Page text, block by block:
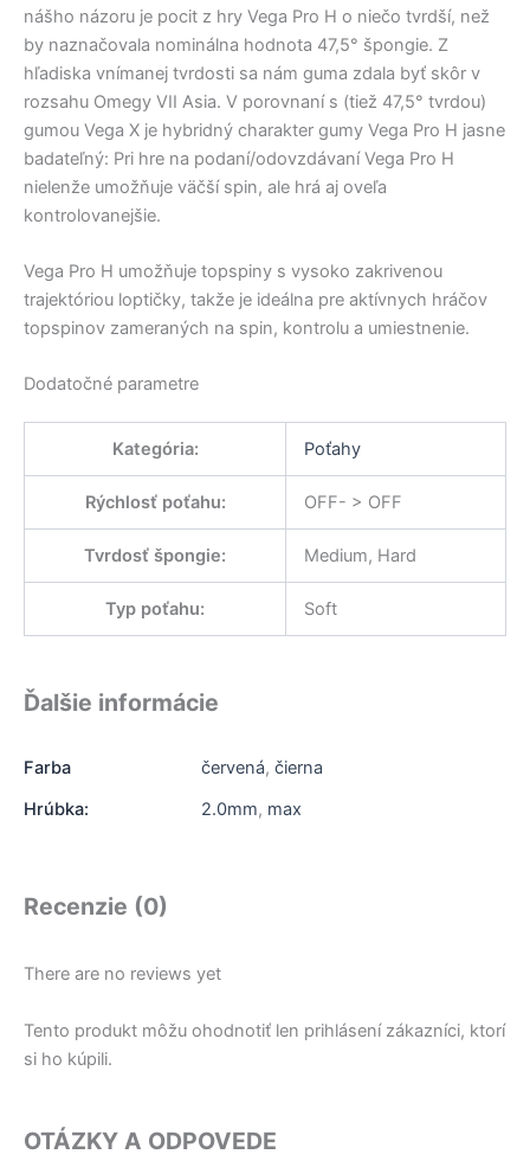
nášho názoru je pocit z hry Vega Pro H o niečo tvrdší, než
by naznačovala nominálna hodnota 47,5° špongie. Z
hľadiska vnímanej tvrdosti sa nám guma zdala byť skôr v
rozsahu Omegy VII Asia. V porovnaní s (tiež 47,5° tvrdou)
gumou Vega X je hybridný charakter gumy Vega Pro H jasne
badateľný: Pri hre na podaní/odovzdávaní Vega Pro H
nielenže umožňuje väčší spin, ale hrá aj oveľa
kontrolovanejšie.
Vega Pro H umožňuje topspiny s vysoko zakrivenou
trajektóriou loptičky, takže je ideálna pre aktívnych hráčov
topspinov zameraných na spin, kontrolu a umiestnenie.
Dodatočné parametre
Kategória: Poťahy
Rýchlosť poťahu: OFF- > OFF
Tvrdosť špongie: Medium, Hard
Typ poťahu: Soft
Ďalšie informácie
Farba červená, čierna
Hrúbka:
2.0mm, max
Recenzie (0)
There are no reviews yet
Tento produkt môžu ohodnotiť len prihlásení zákazníci, ktorí
si ho kúpili.
OTÁZKY A ODPOVEDE